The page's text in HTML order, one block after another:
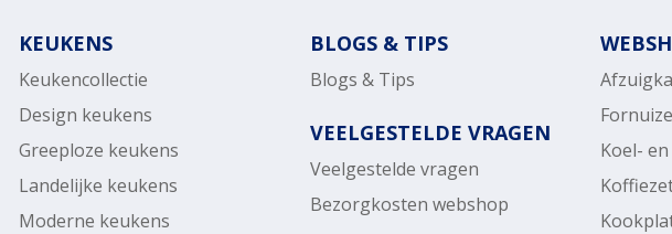
KEUKENS
Keukencollectie
Design keukens
Greeploze keukens
Landelijke keukens
Moderne keukens
BLOGS & TIPS
Blogs & Tips
VEELGESTELDE VRAGEN
Veelgestelde vragen
Bezorgkosten webshop
Koel-